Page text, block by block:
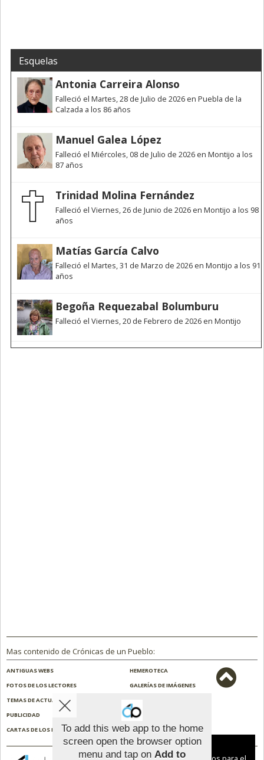
Esquelas
Antonia Carreira Alonso
Falleció el Martes, 28 de Julio de 2026 en Puebla de la
Calzada a los 86 años
Manuel Galea López
Falleció el Miércoles, 08 de Julio de 2026 en Montijo a los
87 años
Trinidad Molina Fernández
Falleció el Viernes, 26 de Junio de 2026 en Montijo a los 98
años
Matías García Calvo
Falleció el Martes, 31 de Marzo de 2026 en Montijo a los 91
años
Begoña Requezabal Bolumburu
Falleció el Viernes, 20 de Febrero de 2026 en Montijo
Mas contenido de Crónicas de un Pueblo:
ANTIGUAS WEBS
HEMEROTECA
FOTOS DE LOS LECTORES
GALERÍAS DE IMÁGENES
TEMAS DE ACTUALIDAD
PUBLICIDAD
CONTACTO
CARTAS DE LOS LECTORES
ENCUESTAS
To add this web app to the home
screen open the browser option
menu and tap on Add to
Aviso sobre el Uso de cookies: